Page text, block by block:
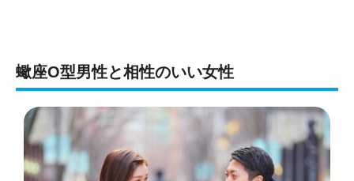
蠍座O型男性と相性のいい女性